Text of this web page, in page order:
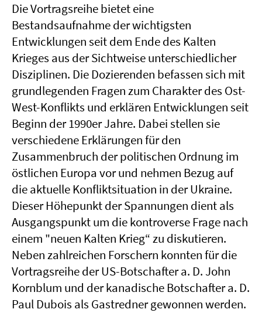
Die Vortragsreihe bietet eine
Bestandsaufnahme der wichtigsten
Entwicklungen seit dem Ende des Kalten
Krieges aus der Sichtweise unterschiedlicher
Disziplinen. Die Dozierenden befassen sich mit
grundlegenden Fragen zum Charakter des Ost-
West-Konflikts und erklären Entwicklungen seit
Beginn der 1990er Jahre. Dabei stellen sie
verschiedene Erklärungen für den
Zusammenbruch der politischen Ordnung im
östlichen Europa vor und nehmen Bezug auf
die aktuelle Konfliktsituation in der Ukraine.
Dieser Höhepunkt der Spannungen dient als
Ausgangspunkt um die kontroverse Frage nach
einem "neuen Kalten Krieg“ zu diskutieren.
Neben zahlreichen Forschern konnten für die
Vortragsreihe der US-Botschafter a. D. John
Kornblum und der kanadische Botschafter a. D.
Paul Dubois als Gastredner gewonnen werden.